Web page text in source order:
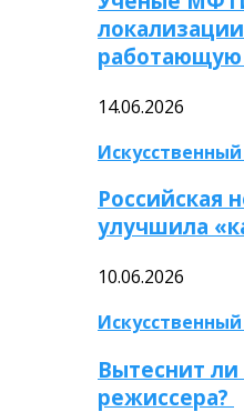
14.06.2026
Российская
улучшила
10.06.2026
Вытеснит
режиссера?